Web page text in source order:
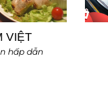
VIỆT
hấp dẫn